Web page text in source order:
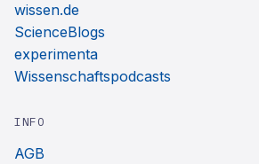
wissen.de
ScienceBlogs
experimenta
Wissenschaftspodcasts
INFO
AGB